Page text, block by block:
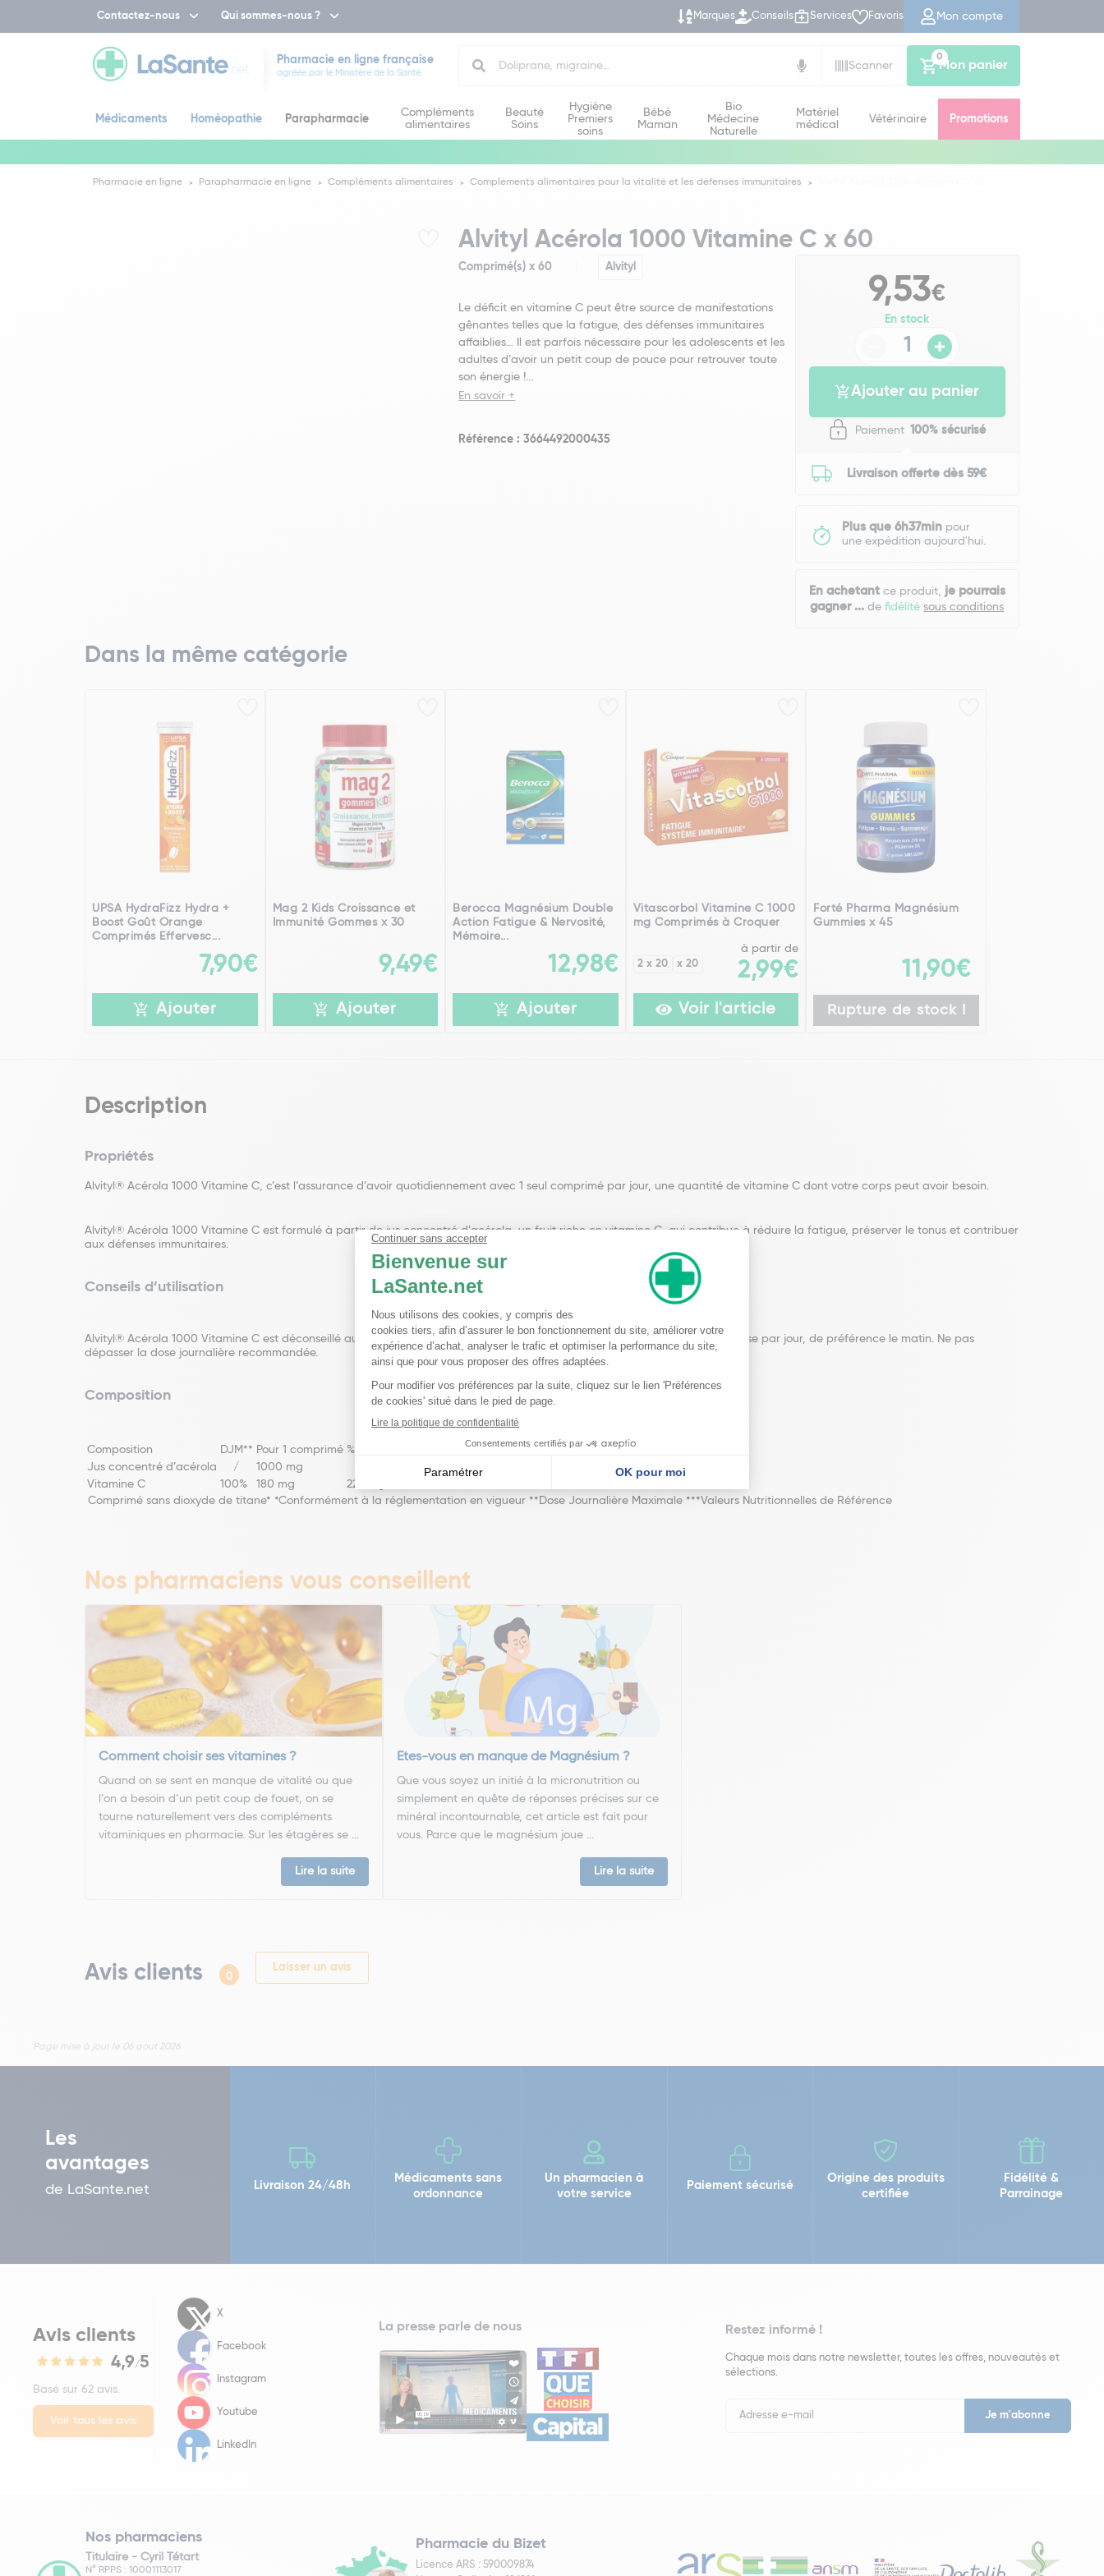
Contactez-nous Qui sommes-nous ? Marques Conseils Services Favoris Mon compte
Pharmacie en ligne française
agréée par le Ministère de la Santé
Scanner
Mon panier
0
Médicaments Homéopathie Parapharmacie
Compléments
alimentaires
Beauté
Soins
Hygiène
Premiers
soins
Bébé
Maman
Bio
Médecine
Naturelle
Matériel
médical
Vétérinaire Promotions
Pharmacie en ligne Parapharmacie en ligne Compléments alimentaires Compléments alimentaires pour la vitalité et les défenses immunitaires
Alvityl Acérola 1000 Vitamine C x 60
Comprimé(s) x 60 Alvityl
Le déficit en vitamine C peut être source de manifestations
gênantes telles que la fatigue, des défenses immunitaires
affaiblies… Il est parfois nécessaire pour les adolescents et les
adultes d’avoir un petit coup de pouce pour retrouver toute
son énergie !...
En savoir +
Référence : 3664492000435
9,53€
En stock
Ajouter au panier
Paiement 100% sécurisé
Livraison offerte dès 59€
Plus que 6h37minpour
une expédition aujourd'hui.
En achetantce produit, je pourrais
gagner ... defidélitésous conditions
Dans la même catégorie
UPSA HydraFizz Hydra +
Boost Goût Orange
Comprimés Effervesc...
7,90€
Ajouter
Mag 2 Kids Croissance et
Immunité Gommes x 30
9,49€
Ajouter
Berocca Magnésium Double
Action Fatigue & Nervosité,
Mémoire...
12,98€
Ajouter
Vitascorbol Vitamine C 1000
mg Comprimés à Croquer
2 x 20 x 20
à partir de
2,99€
Voir l'article
Forté Pharma Magnésium
Gummies x 45
11,90€
Rupture de stock !
Description
Propriétés
Alvityl® Acérola 1000 Vitamine C, c’est l’assurance d’avoir quotidiennement avec 1 seul comprimé par jour, une quantité de vitamine C dont votre corps peut avoir besoin.
Alvityl® Acérola 1000 Vitamine C est formulé à partir de jus concentré d’acérola, un fruit riche en vitamine C, qui contribue à réduire la fatigue, préserver le tonus et contribuer
aux défenses immunitaires.
Conseils d’utilisation
Alvityl® Acérola 1000 Vitamine C est déconseillé aux enfants de moins de 12 ans. Prendre 1 comprimé à croquer au goût cerise par jour, de préférence le matin. Ne pas
dépasser la dose journalière recommandée.
Composition
Composition DJM** Pour 1 comprimé % VNR***
Jus concentré d’acérola
/ 1000 mg
Vitamine C
100% 180 mg
225 mg
Comprimé sans dioxyde de titane* *Conformément à la réglementation en vigueur **Dose Journalière Maximale ***Valeurs Nutritionnelles de Référence
Nos pharmaciens vous conseillent
Comment choisir ses vitamines ?
Quand on se sent en manque de vitalité ou que
l’on a besoin d’un petit coup de fouet, on se
tourne naturellement vers des compléments
vitaminiques en pharmacie. Sur les étagères se ...
Lire la suite
Etes-vous en manque de Magnésium ?
Que vous soyez un initié à la micronutrition ou
simplement en quête de réponses précises sur ce
minéral incontournable, cet article est fait pour
vous. Parce que le magnésium joue ...
Lire la suite
Avis clients 0
Laisser un avis
Page mise à jour le 06 aout 2026
Les
avantages
de LaSante.net Livraison 24/48h
Médicaments sans
ordonnance
Un pharmacien à
votre service
Paiement sécurisé
Origine des produits
certifiée
Fidélité &
Parrainage
Avis clients
4,9/5
Basé sur 62 avis.
Voir tous les avis
X
Facebook
Instagram
Youtube
LinkedIn
La presse parle de nous Restez informé !
Chaque mois dans notre newsletter, toutes les offres, nouveautés et
sélections.
Newsletter
Nos pharmaciens
Titulaire - Cyril Tétart
N° RPPS : 10001113017
Pharmacie du Bizet
Licence ARS : 590009874